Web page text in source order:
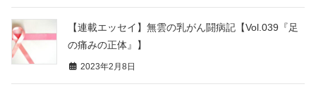
【連載エッセイ】無雲の乳がん闘病記【Vol.039『足
の痛みの正体』】
2023年2月8日